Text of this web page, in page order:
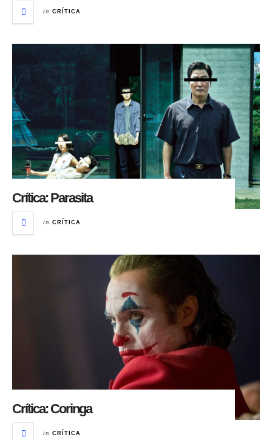
in CRÍTICA
Crítica: Parasita
in CRÍTICA
Crítica: Coringa
in CRÍTICA